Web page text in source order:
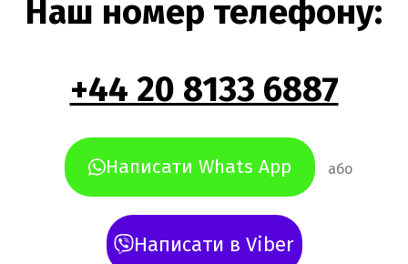
Наш номер телефону:
+44 20 8133 6887
Написати Whats App або
Написати в Viber